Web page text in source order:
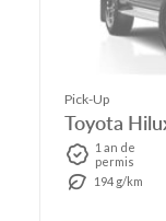
Pick-Up
Toyota
1 an de
permis
194 g/km